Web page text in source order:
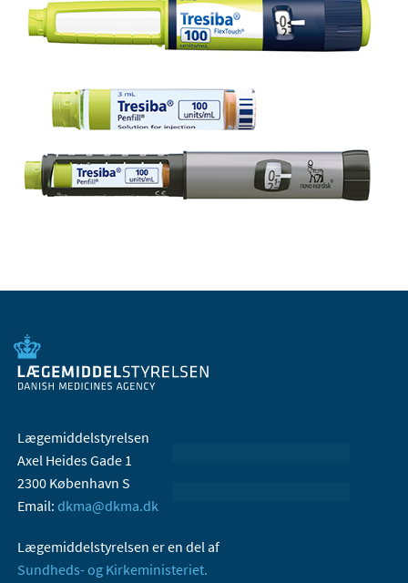
Lægemiddelstyrelsen
Axel Heides Gade 1
2300 København S
Email: dkma@dkma.dk
Lægemiddelstyrelsen er en del af
Sundheds- og Kirkeministeriet.